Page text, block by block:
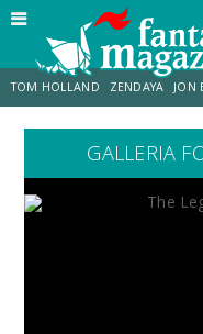
TOM HOLLAND ZENDAYA JON
STRANIMONDI LUCCA COMICS
GALLERIA